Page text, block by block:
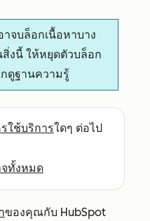
จบล็อกเนื้อหาบาง
งนี้ ให้หยุดตัวบล็อก
ดูฐานความรู้
ใช้บริการใดๆ ต่อไป
ทั้งหมด
ของคุณกับ HubSpot